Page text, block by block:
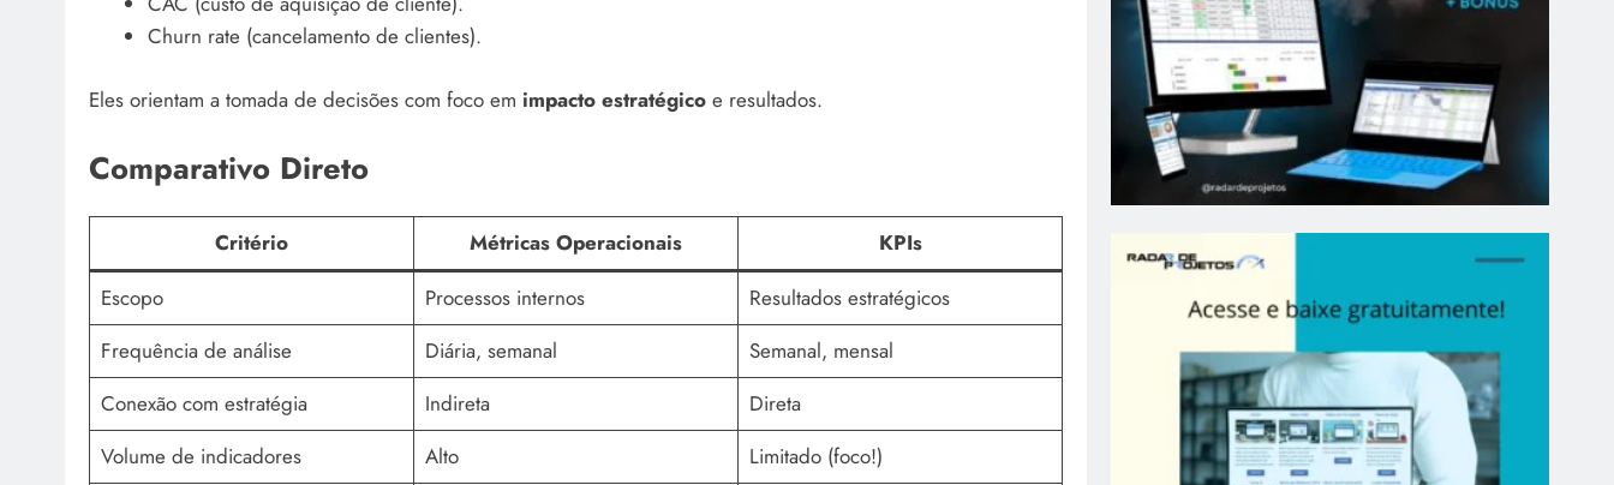
Churn rate (cancelamento de clientes).
Eles orientam a tomada de decisões com foco em impacto estratégico e resultados.
Comparativo Direto
Critério Métricas Operacionais
KPIs
Escopo
Processos internos
Resultados estratégicos
Frequência de análise
Diária, semanal
Semanal, mensal
Conexão com estratégia
Indireta
Direta
Volume de indicadores
Alto
Limitado (foco!)